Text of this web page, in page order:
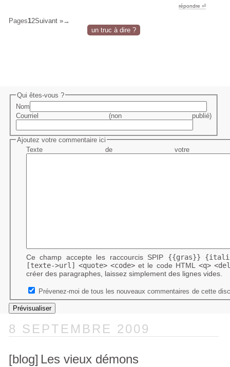
répondre ︎⏎
Pages12Suivant »
un truc à dire ?
Qui êtes-vous ?
Nom
Courriel (non publié)
Ajoutez votre commentaire ici
Texte de votre
Ce champ accepte les raccourcis SPIP {{gras}}
[texte->url]
<quote> <code>et le code HTML <q>
créer des paragraphes, laissez simplement des lignes vides.
Prévenez-moi de tous les nouveaux commentaires de cette
8 SEPTEMBRE 2009
[blog] Les vieux démons